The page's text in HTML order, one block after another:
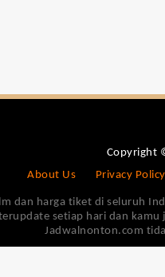
Copyright
About Us
Privacy Policy
harga tiket di seluruh
setiap hari dan
Jadwalnonton.com